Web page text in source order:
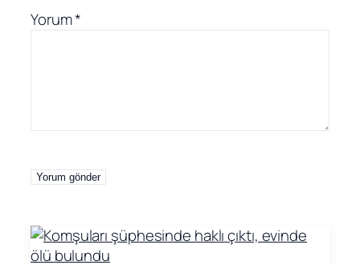
Yorum*